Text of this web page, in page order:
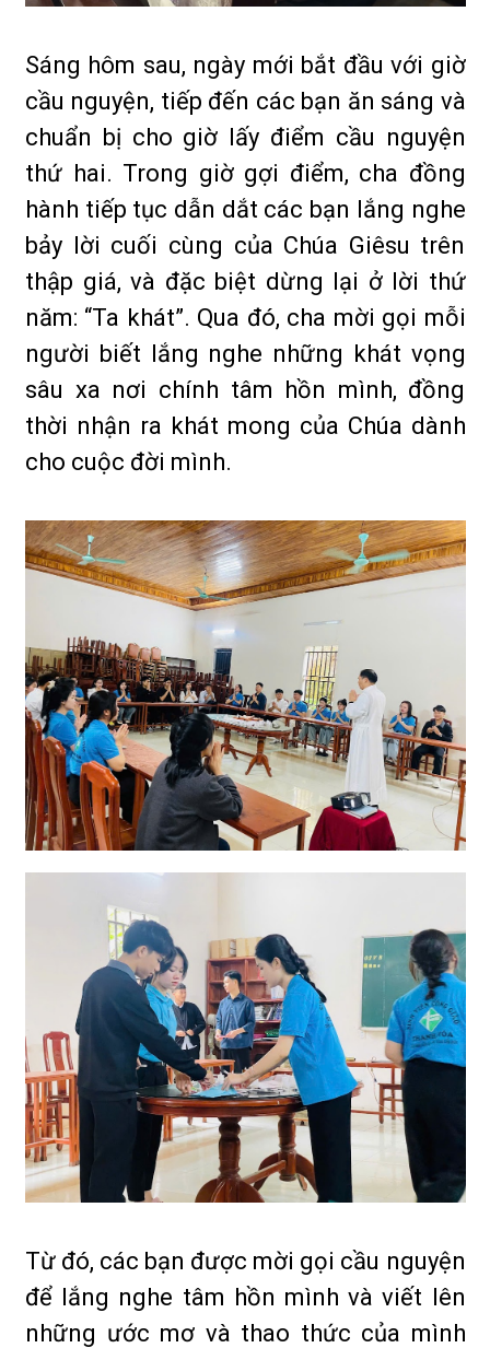
Sáng hôm sau, ngày mới bắt đầu với giờ
cầu nguyện, tiếp đến các bạn ăn sáng và
chuẩn bị cho giờ lấy điểm cầu nguyện
thứ hai. Trong giờ gợi điểm, cha đồng
hành tiếp tục dẫn dắt các bạn lắng nghe
bảy lời cuối cùng của Chúa Giêsu trên
thập giá, và đặc biệt dừng lại ở lời thứ
năm: “Ta khát”. Qua đó, cha mời gọi mỗi
người biết lắng nghe những khát vọng
sâu xa nơi chính tâm hồn mình, đồng
thời nhận ra khát mong của Chúa dành
cho cuộc đời mình.
Từ đó, các bạn được mời gọi cầu nguyện
để lắng nghe tâm hồn mình và viết lên
những ước mơ và thao thức của mình